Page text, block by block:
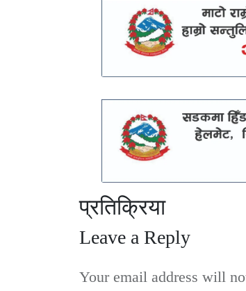
प्रतिक्रिया
Leave a Reply
Your email address will